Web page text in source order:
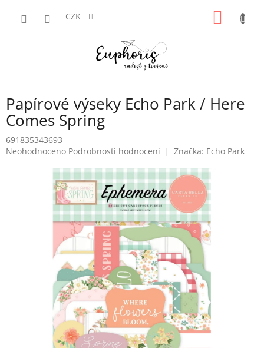
CZK
Papírové výseky Echo Park / Here
Comes Spring
691835343693
Průměrné
Neohodnoceno Podrobnosti hodnocení Značka: Echo Park